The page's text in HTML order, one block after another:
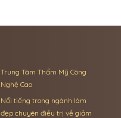
Trung Tâm Thẩm Mỹ Công
Nghệ Cao
Nổi tiếng trong ngành làm
đẹp chuyên điều trị về giảm